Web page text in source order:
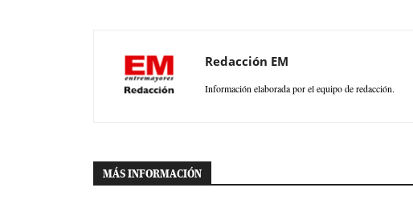
Redacción EM
Información elaborada por el equipo de redacción.
MÁS INFORMACIÓN